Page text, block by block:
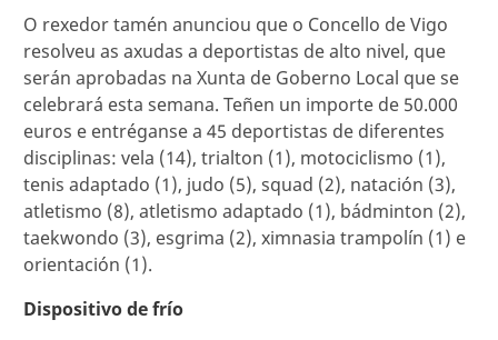
O rexedor tamén anunciou que o Concello de Vigo
resolveu as axudas a deportistas de alto nivel, que
serán aprobadas na Xunta de Goberno Local que se
celebrará esta semana. Teñen un importe de 50.000
euros e entréganse a 45 deportistas de diferentes
disciplinas: vela (14), trialton (1), motociclismo (1),
tenis adaptado (1), judo (5), squad (2), natación (3),
atletismo (8), atletismo adaptado (1), bádminton (2),
taekwondo (3), esgrima (2), ximnasia trampolín (1) e
orientación (1).
Dispositivo de frío